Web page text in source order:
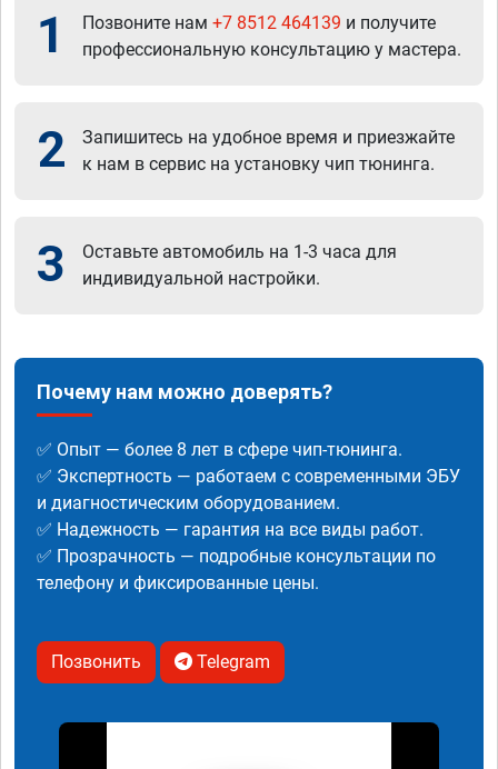
1 Позвоните нам +7 8512 464139 и получите
профессиональную консультацию у мастера.
2
Запишитесь на удобное время и приезжайте
к нам в сервис на установку чип тюнинга.
3
Оставьте автомобиль на 1-3 часа для
индивидуальной настройки.
Почему нам можно доверять?
✅ Опыт — более 8 лет в сфере чип-тюнинга.
✅ Экспертность — работаем с современными ЭБУ
и диагностическим оборудованием.
✅ Надежность — гарантия на все виды работ.
✅ Прозрачность — подробные консультации по
телефону и фиксированные цены.
Позвонить Telegram